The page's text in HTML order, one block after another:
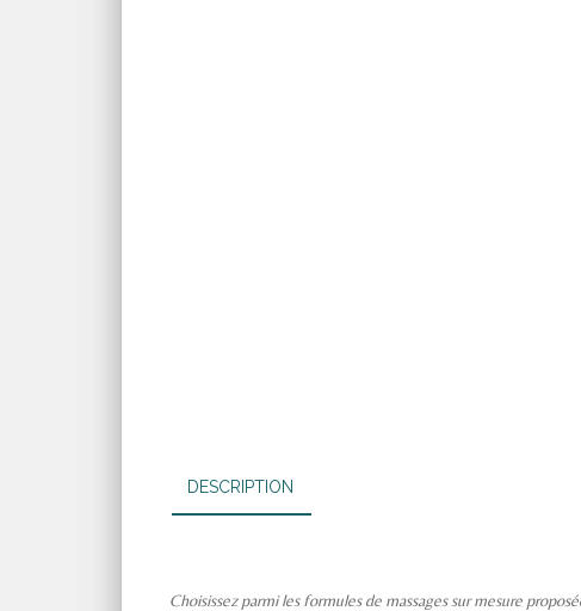
DESCRIPTION
Choisissez parmi les formules de massages sur mesure